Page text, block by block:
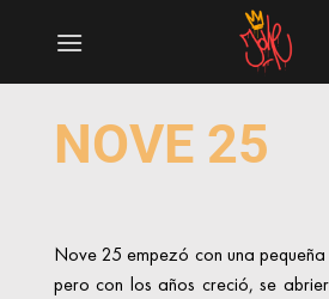
NOVE 25
Nove 25 empezó con una
pero con los años creció, se